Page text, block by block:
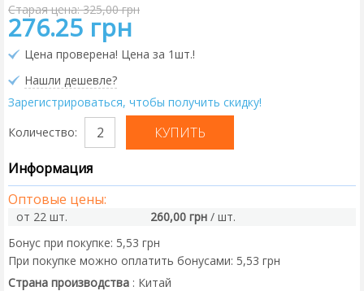
Старая цена: 325,00 грн
276.25 грн
Цена проверена! Цена за 1шт.!
Нашли дешевле?
Зарегистрироваться, чтобы получить скидку!
Количество:
Информация
Оптовые цены:
от 22 шт. 260,00 грн / шт.
Бонус при покупке: 5,53 грн
При покупке можно оплатить бонусами: 5,53 грн
Страна производства : Китай